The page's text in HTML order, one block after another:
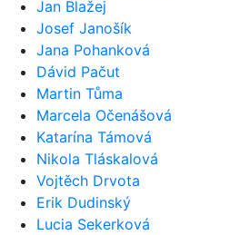
Jan Blažej
Josef Janošík
Jana Pohanková
Dávid Pačut
Martin Tůma
Marcela Očenášová
Katarína Támová
Nikola Tláskalová
Vojtěch Drvota
Erik Dudinský
Lucia Sekerková